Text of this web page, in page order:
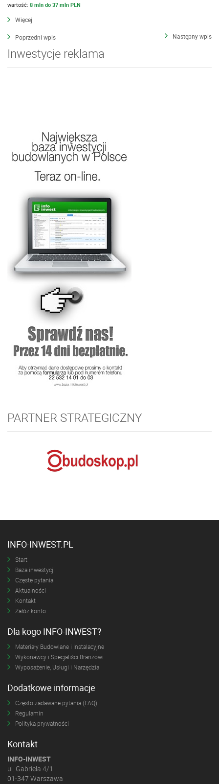
wartość: 8 mln do 37 mln PLN
Więcej
Poprzedni wpis Następny wpis
Inwestycje reklama
PARTNER STRATEGICZNY
INFO-INWEST.PL
Start
Baza inwestycji
Częste pytania
Aktualności
Kontakt
Załóż konto
Dla kogo INFO-INWEST?
Materiały Budowlane i Instalacyjne
Wykonawcy i Specjaliści Branżowi
Wyposażenie, Usługi i Narzędzia
Dodatkowe informacje
Często zadawane pytania (FAQ)
Regulamin
Polityka prywatności
Kontakt
INFO-INWEST
ul. Gabriela 4/1
01-347 Warszawa